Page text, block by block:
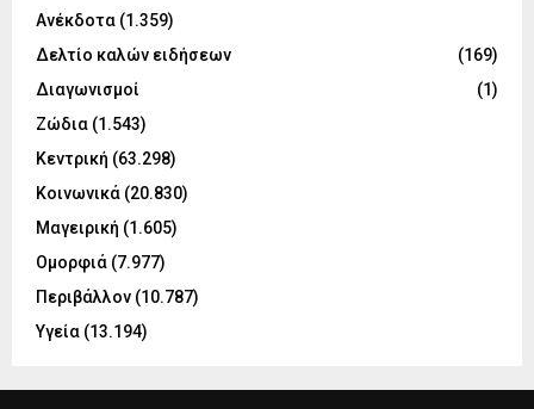
Ανέκδοτα (1.359)
Δελτίο καλών ειδήσεων
(169)
Διαγωνισμοί
(1)
Ζώδια (1.543)
Κεντρική (63.298)
Κοινωνικά (20.830)
Μαγειρική (1.605)
Ομορφιά (7.977)
Περιβάλλον (10.787)
Υγεία (13.194)